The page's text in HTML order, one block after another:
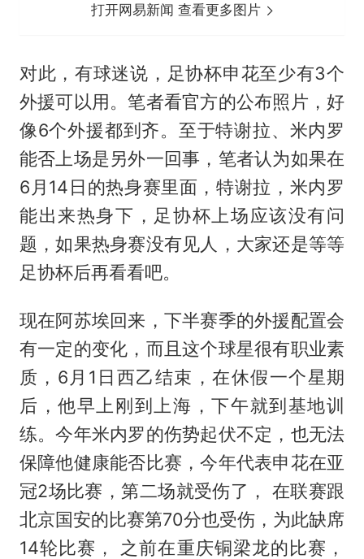
打开网易新闻 查看更多图片
对此，有球迷说，足协杯申花至少有3个
外援可以用。笔者看官方的公布照片，好
像6个外援都到齐。至于特谢拉、 米内罗
能否上场是另外一回事，笔者认为如果在
6月14日的热身赛里面，特谢拉，米内罗
能出来热身下，足协杯上场应该没有问
题，如果热身赛没有见人，大家还是等等
足协杯后再看看吧。
现在阿苏埃回来，下半赛季的外援配置会
有一定的变化，而且这个球星很有职业素
质，6月1日西乙结束，在休假一个星期
后，他早上刚到上海，下午就到基地训
练。今年米内罗的伤势起伏不定，也无法
保障他健康能否比赛，今年代表申花在亚
冠2场比赛，第二场就受伤了， 在联赛跟
北京国安的比赛第70分也受伤，为此缺席
14轮比赛， 之前在重庆铜梁龙的比赛，